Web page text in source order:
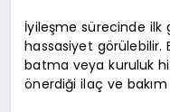
İyileşme sürecinde ilk
hassasiyet görülebilir.
batma veya kuruluk
önerdiği ilaç ve bakım